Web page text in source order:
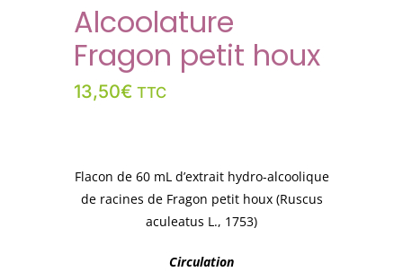
Alcoolature
Fragon petit houx
13,50€ TTC
Flacon de 60 mL d’extrait hydro-alcoolique
de racines de Fragon petit houx (Ruscus
aculeatus L., 1753)
Circulation